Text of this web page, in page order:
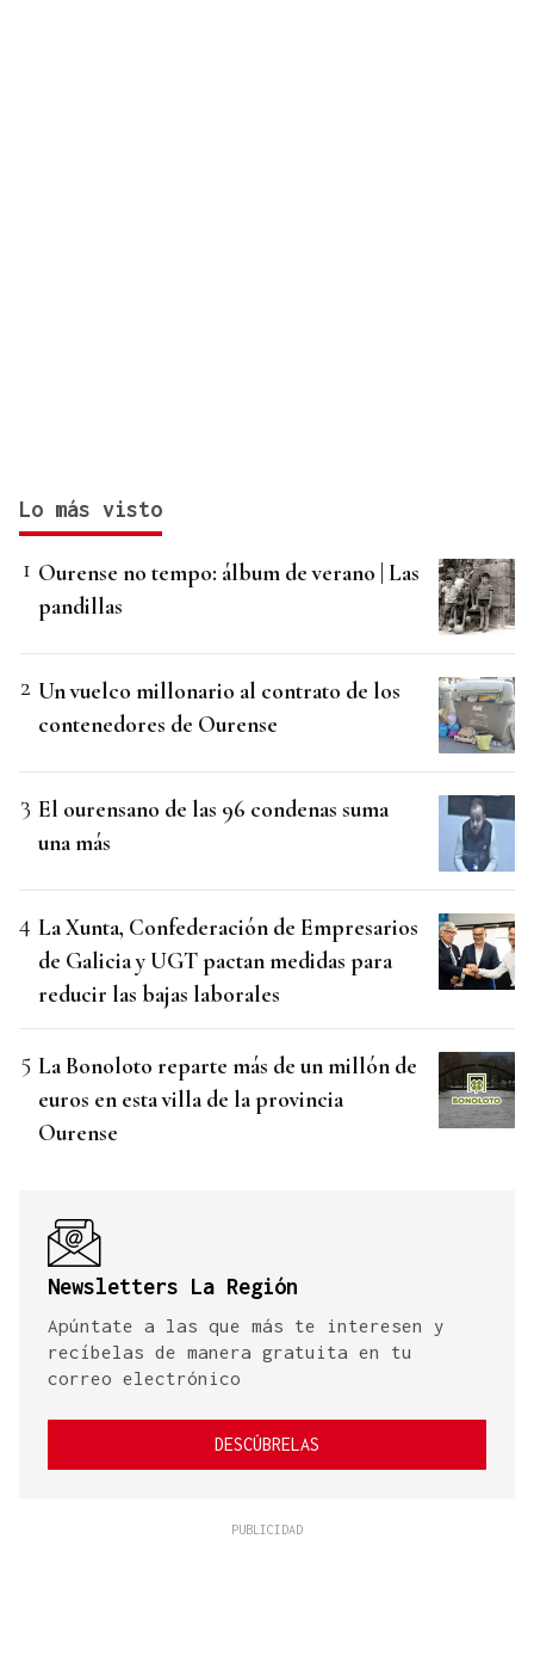
Lo más visto
Ourense no tempo: álbum de verano | Las
pandillas
Un vuelco millonario al contrato de los
contenedores de Ourense
El ourensano de las 96 condenas suma
una más
La Xunta, Confederación de Empresarios
de Galicia y UGT pactan medidas para
reducir las bajas laborales
La Bonoloto reparte más de un millón de
euros en esta villa de la provincia
Ourense
Newsletters La Región
Apúntate a las que más te interesen y
recíbelas de manera gratuita en tu
correo electrónico
DESCÚBRELAS